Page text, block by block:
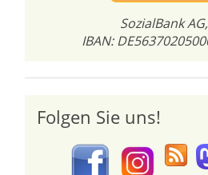
SozialBank
IBAN:
Folgen Sie uns!